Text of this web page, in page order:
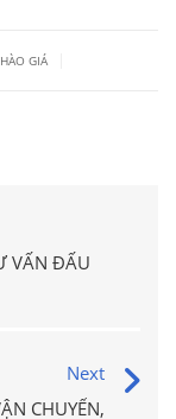
GIÁ
VẤN ĐẤU
Next
CHUYỂN,